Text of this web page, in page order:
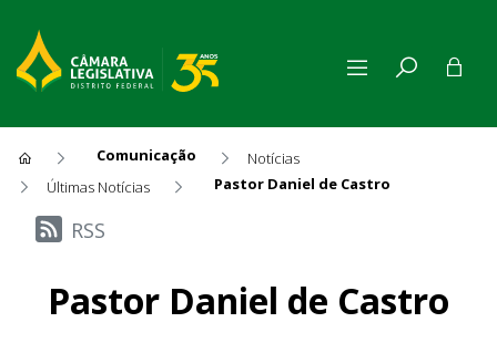
Comunicação
Notícias
Últimas Notícias
Pastor Daniel de Castro
Últimas Notícias
RSS
Pastor Daniel de Castro